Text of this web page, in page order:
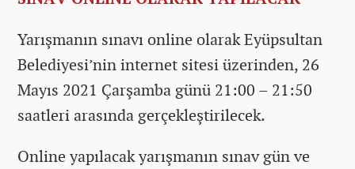
Yarışmanın sınavı online olarak Eyüpsultan
Belediyesi’nin internet sitesi üzerinden, 26
Mayıs 2021 Çarşamba günü 21:00 – 21:50
saatleri arasında gerçekleştirilecek.
Online yapılacak yarışmanın sınav gün ve